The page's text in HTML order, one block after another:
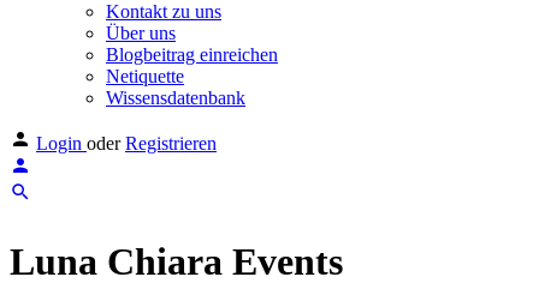
Kontakt zu uns
Über uns
Blogbeitrag einreichen
Netiquette
Wissensdatenbank
Login oder Registrieren
Luna Chiara Events